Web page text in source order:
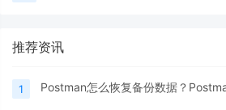
推荐资讯
1 Postman怎么恢复备份数据？